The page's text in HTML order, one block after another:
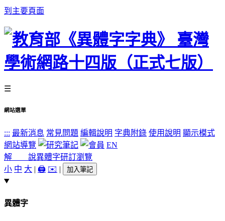
到主要頁面
☰
網站選單
::: 最新消息 常見問題 編輯說明 字典附錄 使用說明 顯示模式
網站導覽
EN
解 說異體字研訂瀏覽
小 中 大 | 🖨️ ✉️ | 加入筆記
異體字